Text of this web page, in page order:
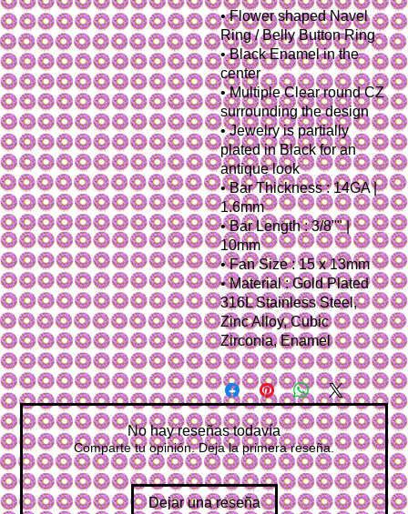
• Flower shaped Navel
Ring / Belly Button Ring
• Black Enamel in the
center
• Multiple Clear round CZ
surrounding the design
• Jewelry is partially
plated in Black for an
antique look
• Bar Thickness : 14GA |
1.6mm
• Bar Length : 3/8"" |
10mm
• Fan Size : 15 x 13mm
• Material : Gold Plated
316L Stainless Steel,
Zinc Alloy, Cubic
Zirconia, Enamel
No hay reseñas todavía
Comparte tu opinión. Deja la primera reseña.
Dejar una reseña